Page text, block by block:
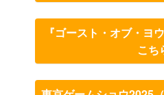
『ゴースト・オブ・ヨ
こち